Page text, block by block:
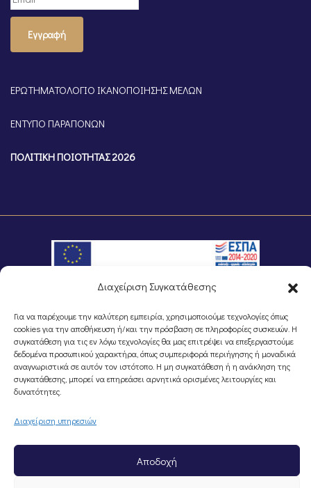
Διαχείριση Συγκατάθεσης
Για να παρέχουμε την καλύτερη εμπειρία, χρησιμοποιούμε τεχνολογίες όπως
cookies για την αποθήκευση ή/και την πρόσβαση σε πληροφορίες συσκευών. Η
συγκατάθεση για τις εν λόγω τεχνολογίες θα μας επιτρέψει να επεξεργαστούμε
δεδομένα προσωπικού χαρακτήρα, όπως συμπεριφορά περιήγησης ή μοναδικά
αναγνωριστικά σε αυτόν τον ιστότοπο. Η μη συγκατάθεση ή η ανάκληση της
συγκατάθεσης, μπορεί να επηρεάσει αρνητικά ορισμένες λειτουργίες και
δυνατότητες.
Διαχείριση υπηρεσιών
Αποδοχή
Εγγραφή
ΕΡΩΤΗΜΑΤΟΛΟΓΙΟ ΙΚΑΝΟΠΟΙΗΣΗΣ ΜΕΛΩΝ
ΕΝΤΥΠΟ ΠΑΡΑΠΟΝΩΝ
ΠΟΛΙΤΙΚΗ ΠΟΙΟΤΗΤΑΣ 2026
©Portal Επιμελητηρίου Ημαθίας, Powered byKnowledge A.E.